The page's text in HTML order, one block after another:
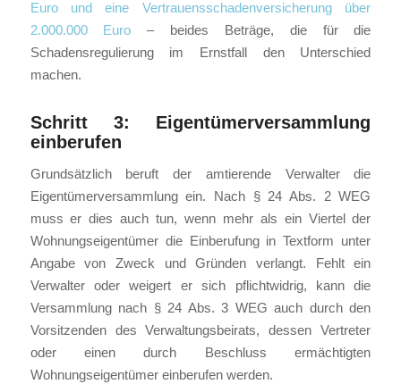
Euro und eine Vertrauensschadenversicherung über
2.000.000 Euro – beides Beträge, die für die
Schadensregulierung im Ernstfall den Unterschied
machen.
Schritt 3: Eigentümerversammlung
einberufen
Grundsätzlich beruft der amtierende Verwalter die
Eigentümerversammlung ein. Nach § 24 Abs. 2 WEG
muss er dies auch tun, wenn mehr als ein Viertel der
Wohnungseigentümer die Einberufung in Textform unter
Angabe von Zweck und Gründen verlangt. Fehlt ein
Verwalter oder weigert er sich pflichtwidrig, kann die
Versammlung nach § 24 Abs. 3 WEG auch durch den
Vorsitzenden des Verwaltungsbeirats, dessen Vertreter
oder einen durch Beschluss ermächtigten
Wohnungseigentümer einberufen werden.